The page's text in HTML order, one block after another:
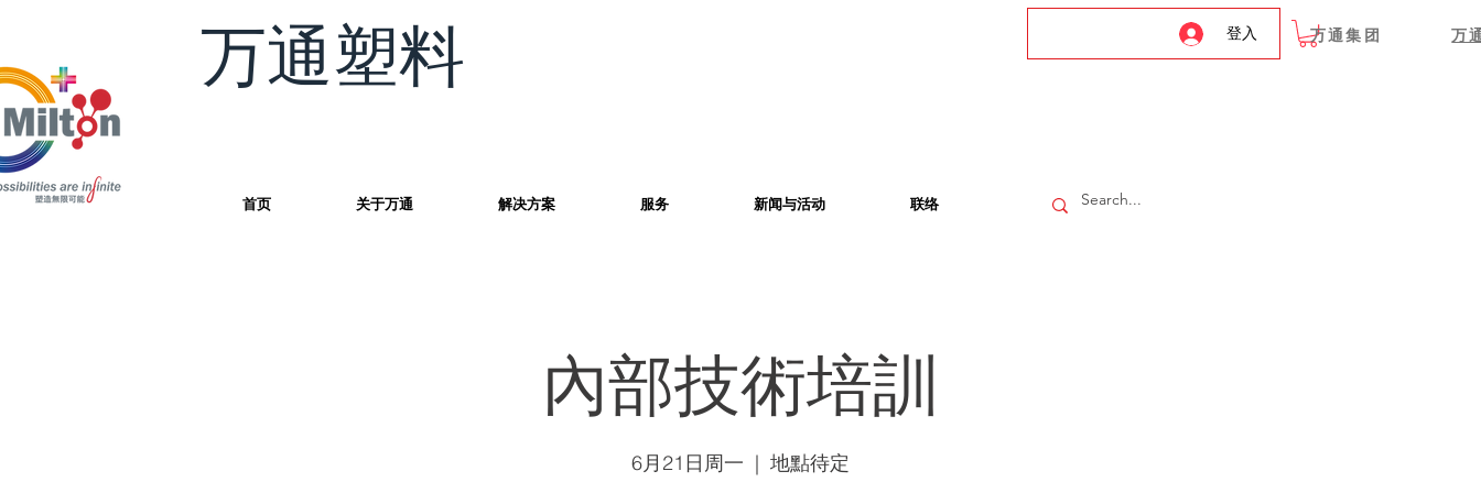
登入 万通集团 万
万通塑料
首页 关于万通 解决方案 服务 新闻与活动 联络
內部技術培訓
6月21日周一
  |
地點待定